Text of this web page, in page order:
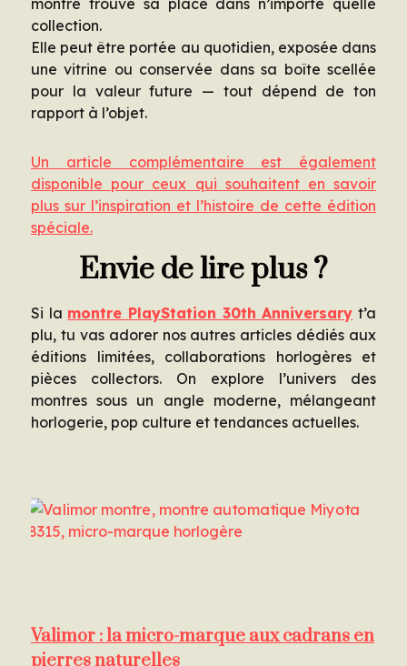
collection.
Elle peut être portée au quotidien, exposée dans
une vitrine ou conservée dans sa boîte scellée
pour la valeur future — tout dépend de ton
rapport à l’objet.
Un article complémentaire est également
disponible pour ceux qui souhaitent en savoir
plus sur l’inspiration et l’histoire de cette édition
spéciale.
Envie de lire plus ?
Si la montre PlayStation 30th Anniversary t’a
plu, tu vas adorer nos autres articles dédiés aux
éditions limitées, collaborations horlogères et
pièces collectors. On explore l’univers des
montres sous un angle moderne, mélangeant
horlogerie, pop culture et tendances actuelles.
Valimor : la micro-marque aux cadrans en
pierres naturelles